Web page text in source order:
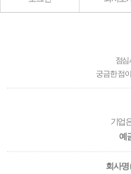
점심
궁금한 점
기업
예
회사명